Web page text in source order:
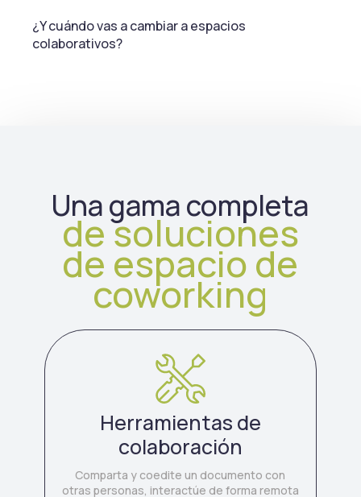
¿Y cuándo vas a cambiar a espacios
colaborativos?
Una gama completa
de soluciones
de espacio de
coworking
Herramientas de
colaboración
Comparta y coedite un documento con
otras personas, interactúe de forma remota